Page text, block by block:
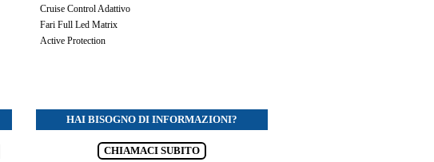
Cruise Control Adattivo
Fari Full Led Matrix
Active Protection
HAI BISOGNO DI INFORMAZIONI?
CHIAMACI SUBITO